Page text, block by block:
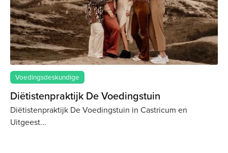
Voedingsdeskundige
Diëtistenpraktijk De Voedingstuin
Diëtistenpraktijk De Voedingstuin in Castricum en
Uitgeest